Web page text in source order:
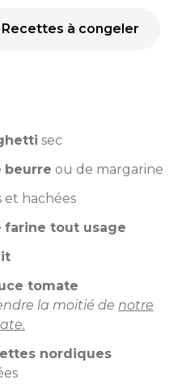
Recettes à congeler
sec
beurre ou de margarine
et hachées
farine tout usage
tomate
la moitié de notre
nordiques